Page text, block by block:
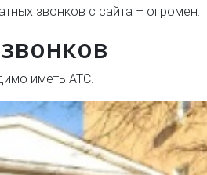
звонков с сайта – огромен.
иметь АТС.